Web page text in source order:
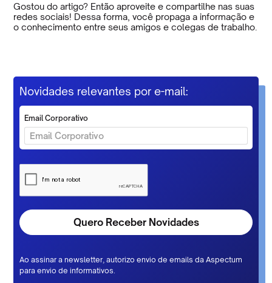
Gostou do artigo? Então aproveite e compartilhe nas suas
redes sociais! Dessa forma, você propaga a informação e
o conhecimento entre seus amigos e colegas de trabalho.
Novidades relevantes por e-mail:
Email Corporativo
Ao assinar a newsletter, autorizo envio de emails da Aspectum
para envio de informativos.